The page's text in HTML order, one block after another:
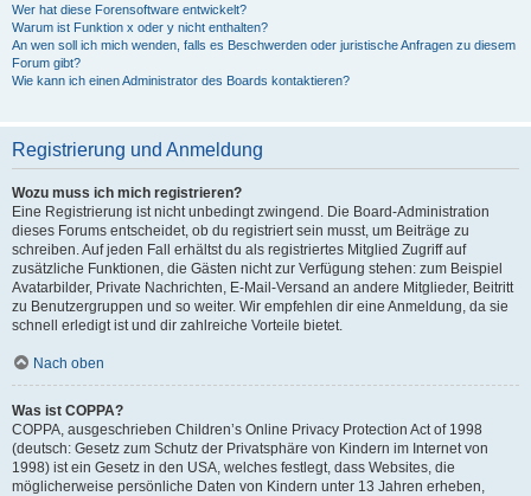
Wer hat diese Forensoftware entwickelt?
Warum ist Funktion x oder y nicht enthalten?
An wen soll ich mich wenden, falls es Beschwerden oder juristische Anfragen zu diesem
Forum gibt?
Wie kann ich einen Administrator des Boards kontaktieren?
Registrierung und Anmeldung
Wozu muss ich mich registrieren?
Eine Registrierung ist nicht unbedingt zwingend. Die Board-Administration
dieses Forums entscheidet, ob du registriert sein musst, um Beiträge zu
schreiben. Auf jeden Fall erhältst du als registriertes Mitglied Zugriff auf
zusätzliche Funktionen, die Gästen nicht zur Verfügung stehen: zum Beispiel
Avatarbilder, Private Nachrichten, E-Mail-Versand an andere Mitglieder, Beitritt
zu Benutzergruppen und so weiter. Wir empfehlen dir eine Anmeldung, da sie
schnell erledigt ist und dir zahlreiche Vorteile bietet.
Nach oben
Was ist COPPA?
COPPA, ausgeschrieben Children’s Online Privacy Protection Act of 1998
(deutsch: Gesetz zum Schutz der Privatsphäre von Kindern im Internet von
1998) ist ein Gesetz in den USA, welches festlegt, dass Websites, die
möglicherweise persönliche Daten von Kindern unter 13 Jahren erheben,